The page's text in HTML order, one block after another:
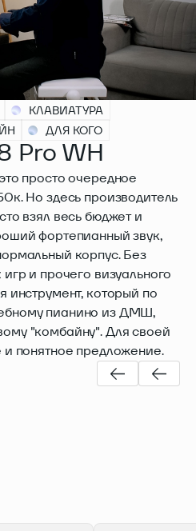
КЛАВИАТУРА
ДЛЯ КОГО
Pro WH
просто очередное
Но здесь производитель
взял весь бюджет и
фортепианный звук,
корпус. Без
и прочего визуального
инструмент, который по
пианино из ДМШ,
"комбайну". Для своей
и понятное предложение.